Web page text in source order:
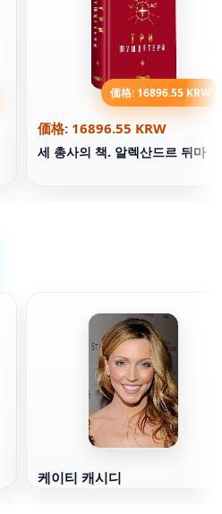
価格: 16896.55 KRW
価格: 16896.55 KRW
세 총사의 책. 알렉산드르 뒤마
케이티 캐시디